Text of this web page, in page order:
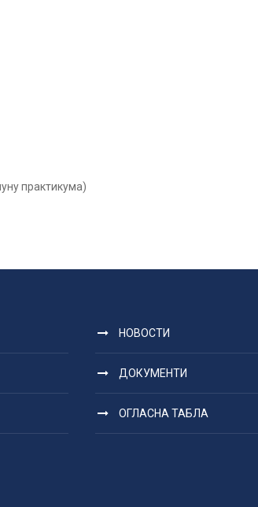
практикума)
НОВОСТИ
ДОКУМЕНТИ
ОГЛАСНА ТАБЛА